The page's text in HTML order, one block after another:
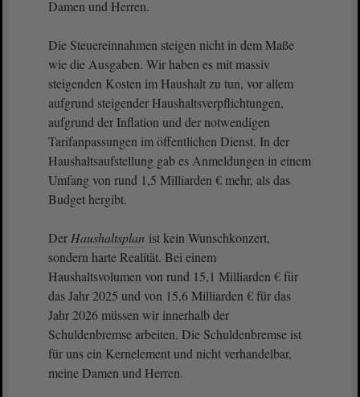
Damen und Herren.
Die Steuereinnahmen steigen nicht in dem Maße
wie die Ausgaben. Wir haben es mit massiv
steigenden Kosten im Haushalt zu tun, vor allem
aufgrund steigender Haushaltsverpflichtungen,
aufgrund der Inflation und der notwendigen
Tarifanpassungen im öffentlichen Dienst. In der
Haushaltsaufstellung gab es Anmeldungen in einem
Umfang von rund 1,5 Milliarden € mehr, als das
Budget hergibt.
Der Haushaltsplan ist kein Wunschkonzert,
sondern harte Realität. Bei einem
Haushaltsvolumen von rund 15,1 Milliarden € für
das Jahr 2025 und von 15,6 Milliarden € für das
Jahr 2026 müssen wir innerhalb der
Schuldenbremse arbeiten. Die Schuldenbremse ist
für uns ein Kernelement und nicht verhandelbar,
meine Damen und Herren.